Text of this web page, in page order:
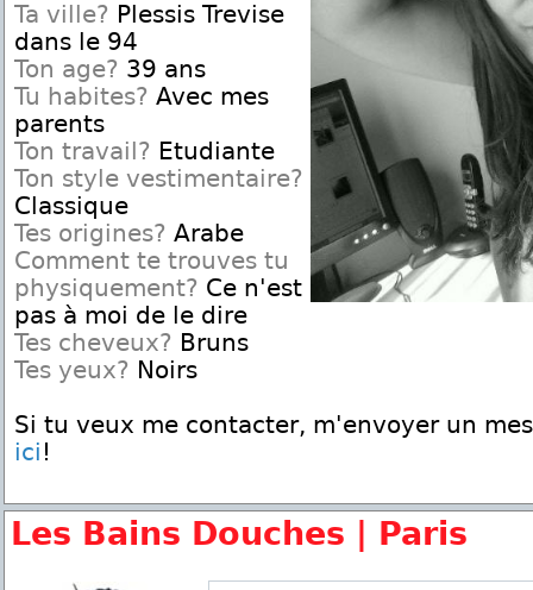
Ta ville? Plessis Trevise
dans le 94
Ton age? 39 ans
Tu habites? Avec mes
parents
Ton travail? Etudiante
Ton style vestimentaire?
Classique
Tes origines? Arabe
Comment te trouves tu
physiquement? Ce n'est
pas à moi de le dire
Tes cheveux? Bruns
Tes yeux? Noirs
Si tu veux me contacter, m'envoyer un
ici !
Les Bains Douches | Paris